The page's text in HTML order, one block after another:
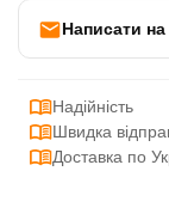
Написати на
Надійність
Швидка
Доставка по